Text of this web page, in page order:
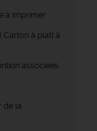
à imprimer
à plat) à
associées
de la